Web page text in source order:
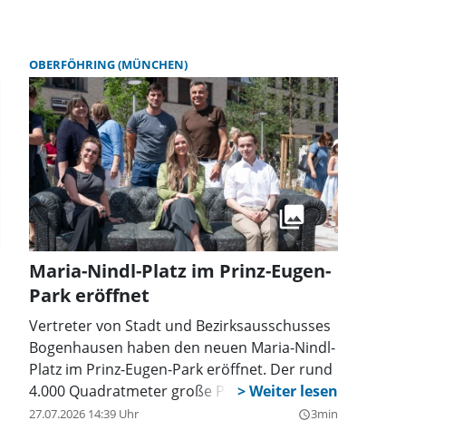
OBERFÖHRING (MÜNCHEN)
Maria-Nindl-Platz im Prinz-Eugen-
Park eröffnet
Vertreter von Stadt und Bezirksausschusses
Bogenhausen haben den neuen Maria-Nindl-
Platz im Prinz-Eugen-Park eröffnet. Der rund
4.000 Quadratmeter große Platz soll ein
zentraler Treffpunkt werden.
27.07.2026 14:39 Uhr query_builder3min